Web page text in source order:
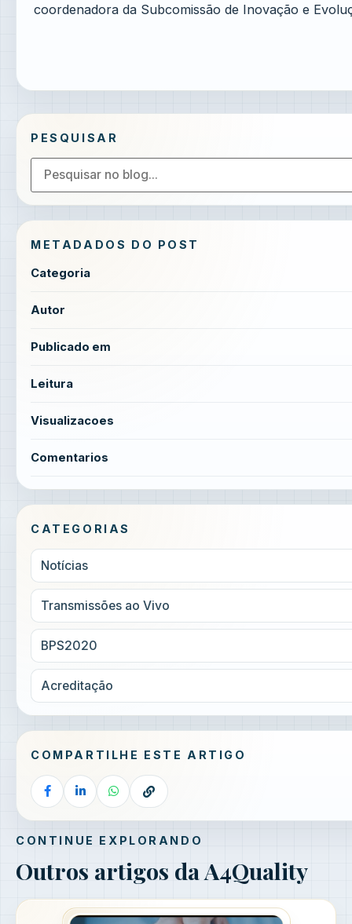
coordenadora da Subcomissão de Inovação e
PESQUISAR
METADADOS DO POST
Categoria
Autor
Publicado em
Leitura
Visualizacoes
Comentarios
CATEGORIAS
Notícias
Transmissões ao Vivo
BPS2020
Acreditação
COMPARTILHE ESTE ARTIGO
CONTINUE EXPLORANDO
Outros artigos da A4Quality